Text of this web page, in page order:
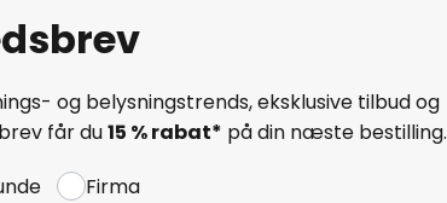
og belysningstrends, eksklusive tilbud og
får du15 % rabat* på din næste bestilling.
Firma